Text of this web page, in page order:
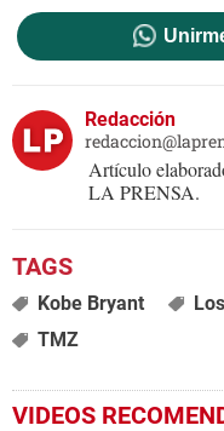
Redacción
Artículo
LA PRENSA.
Kobe Bryant
TMZ
VIDEOS